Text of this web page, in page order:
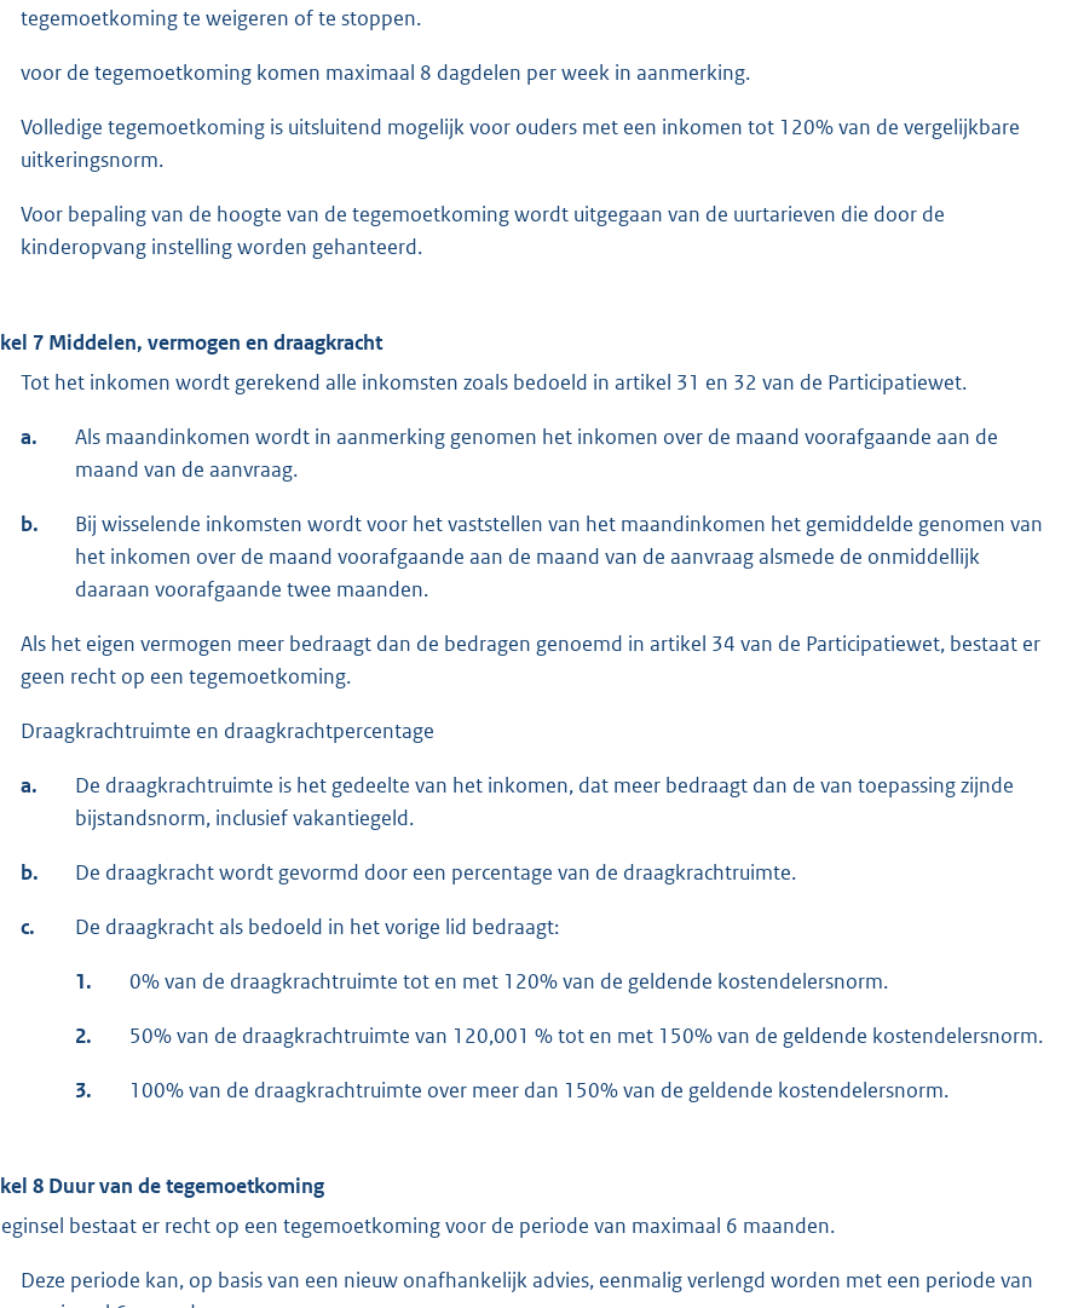
tegemoetkoming te weigeren of te stoppen.
voor de tegemoetkoming komen maximaal 8 dagdelen per week in aanmerking.
Volledige tegemoetkoming is uitsluitend mogelijk voor ouders met een inkomen tot 120% van de vergelijkbare
uitkeringsnorm.
Voor bepaling van de hoogte van de tegemoetkoming wordt uitgegaan van de uurtarieven die door de
kinderopvang instelling worden gehanteerd.
7 Middelen, vermogen en draagkracht
Tot het inkomen wordt gerekend alle inkomsten zoals bedoeld in artikel 31 en 32 van de Participatiewet.
a.
Als maandinkomen wordt in aanmerking genomen het inkomen over de maand voorafgaande aan de
maand van de aanvraag.
b.
Bij wisselende inkomsten wordt voor het vaststellen van het maandinkomen het gemiddelde genomen van
het inkomen over de maand voorafgaande aan de maand van de aanvraag alsmede de onmiddellijk
daaraan voorafgaande twee maanden.
Als het eigen vermogen meer bedraagt dan de bedragen genoemd in artikel 34 van de Participatiewet, bestaat er
geen recht op een tegemoetkoming.
Draagkrachtruimte en draagkrachtpercentage
a.
De draagkrachtruimte is het gedeelte van het inkomen, dat meer bedraagt dan de van toepassing zijnde
bijstandsnorm, inclusief vakantiegeld.
b. De draagkracht wordt gevormd door een percentage van de draagkrachtruimte.
c. De draagkracht als bedoeld in het vorige lid bedraagt:
1. 0% van de draagkrachtruimte tot en met 120% van de geldende kostendelersnorm.
2. 50% van de draagkrachtruimte van 120,001 % tot en met 150% van de geldende kostendelersnorm.
3. 100% van de draagkrachtruimte over meer dan 150% van de geldende kostendelersnorm.
8 Duur van de tegemoetkoming
bestaat er recht op een tegemoetkoming voor de periode van maximaal 6 maanden.
Deze periode kan, op basis van een nieuw onafhankelijk advies, eenmalig verlengd worden met een periode van